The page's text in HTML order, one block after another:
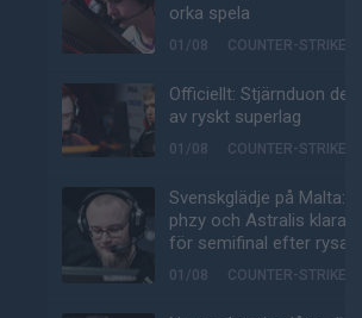
orka spela
01/08 COUNTER-STRIKE
Officiellt: Stjärnduon del
av ryskt superlag
01/08 COUNTER-STRIKE
Svenskglädje på Malta:
phzy och Astralis klara
för semifinal efter rysare
01/08 COUNTER-STRIKE